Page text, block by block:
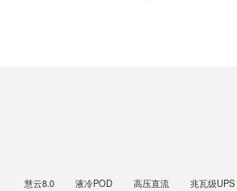
慧云8.0 液冷POD 高压直流 兆瓦级UPS